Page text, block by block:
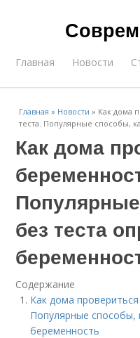
Главная Новости
Главная » Новости » Как дома
теста. Популярные способы,
Как дома
без теста
Содержание
Как дома
Популярные способы,
беременность